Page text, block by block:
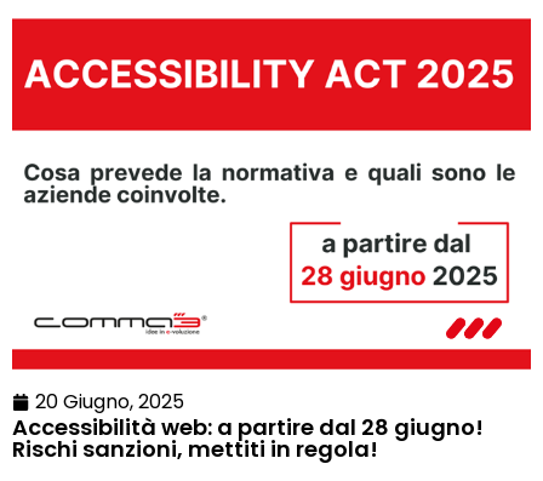
20 Giugno, 2025
Accessibilità web: a partire dal 28 giugno!
Rischi sanzioni, mettiti in regola!